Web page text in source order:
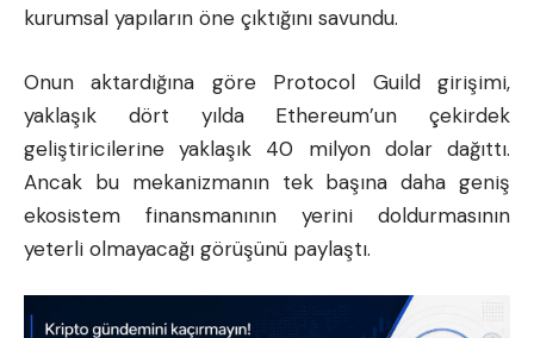
kurumsal yapıların öne çıktığını savundu.
Onun aktardığına göre Protocol Guild girişimi,
yaklaşık dört yılda Ethereum’un çekirdek
geliştiricilerine yaklaşık 40 milyon dolar dağıttı.
Ancak bu mekanizmanın tek başına daha geniş
ekosistem finansmanının yerini doldurmasının
yeterli olmayacağı görüşünü paylaştı.